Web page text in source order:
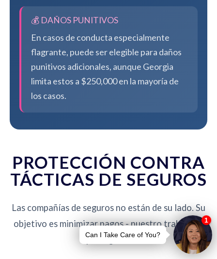
💰 DAÑOS PUNITIVOS
En casos de conducta especialmente
flagrante, puede ser elegible para daños
punitivos adicionales, aunque Georgia
limita estos a $250,000 en la mayoría de
los casos.
PROTECCIÓN CONTRA
TÁCTICAS DE SEGUROS
Las compañías de seguros no están de su lado. Su
objetivo es minimizar pagos - nuestro trabajo es
protegerlo.